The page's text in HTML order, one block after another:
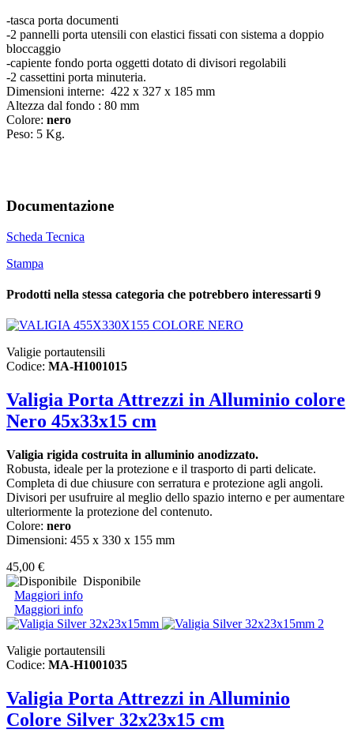
-tasca porta documenti
-2 pannelli porta utensili con elastici fissati con sistema a doppio
bloccaggio
-capiente fondo porta oggetti dotato di divisori regolabili
-2 cassettini porta minuteria.
Dimensioni interne: 422 x 327 x 185 mm
Altezza dal fondo : 80 mm
Colore: nero
Peso: 5 Kg.
Documentazione
Scheda Tecnica
Stampa
Prodotti nella stessa categoria che potrebbero interessarti 9
Valigie portautensili
Codice: MA-H1001015
Valigia Porta Attrezzi in Alluminio colore
Nero 45x33x15 cm
Valigia rigida costruita in alluminio anodizzato.
Robusta, ideale per la protezione e il trasporto di parti delicate.
Completa di due chiusure con serratura e protezione agli angoli.
Divisori per usufruire al meglio dello spazio interno e per aumentare
ulteriormente la protezione del contenuto.
Colore: nero
Dimensioni: 455 x 330 x 155 mm
45,00 €
Disponibile
Maggiori info
Maggiori info
Valigie portautensili
Codice: MA-H1001035
Valigia Porta Attrezzi in Alluminio
Colore Silver 32x23x15 cm